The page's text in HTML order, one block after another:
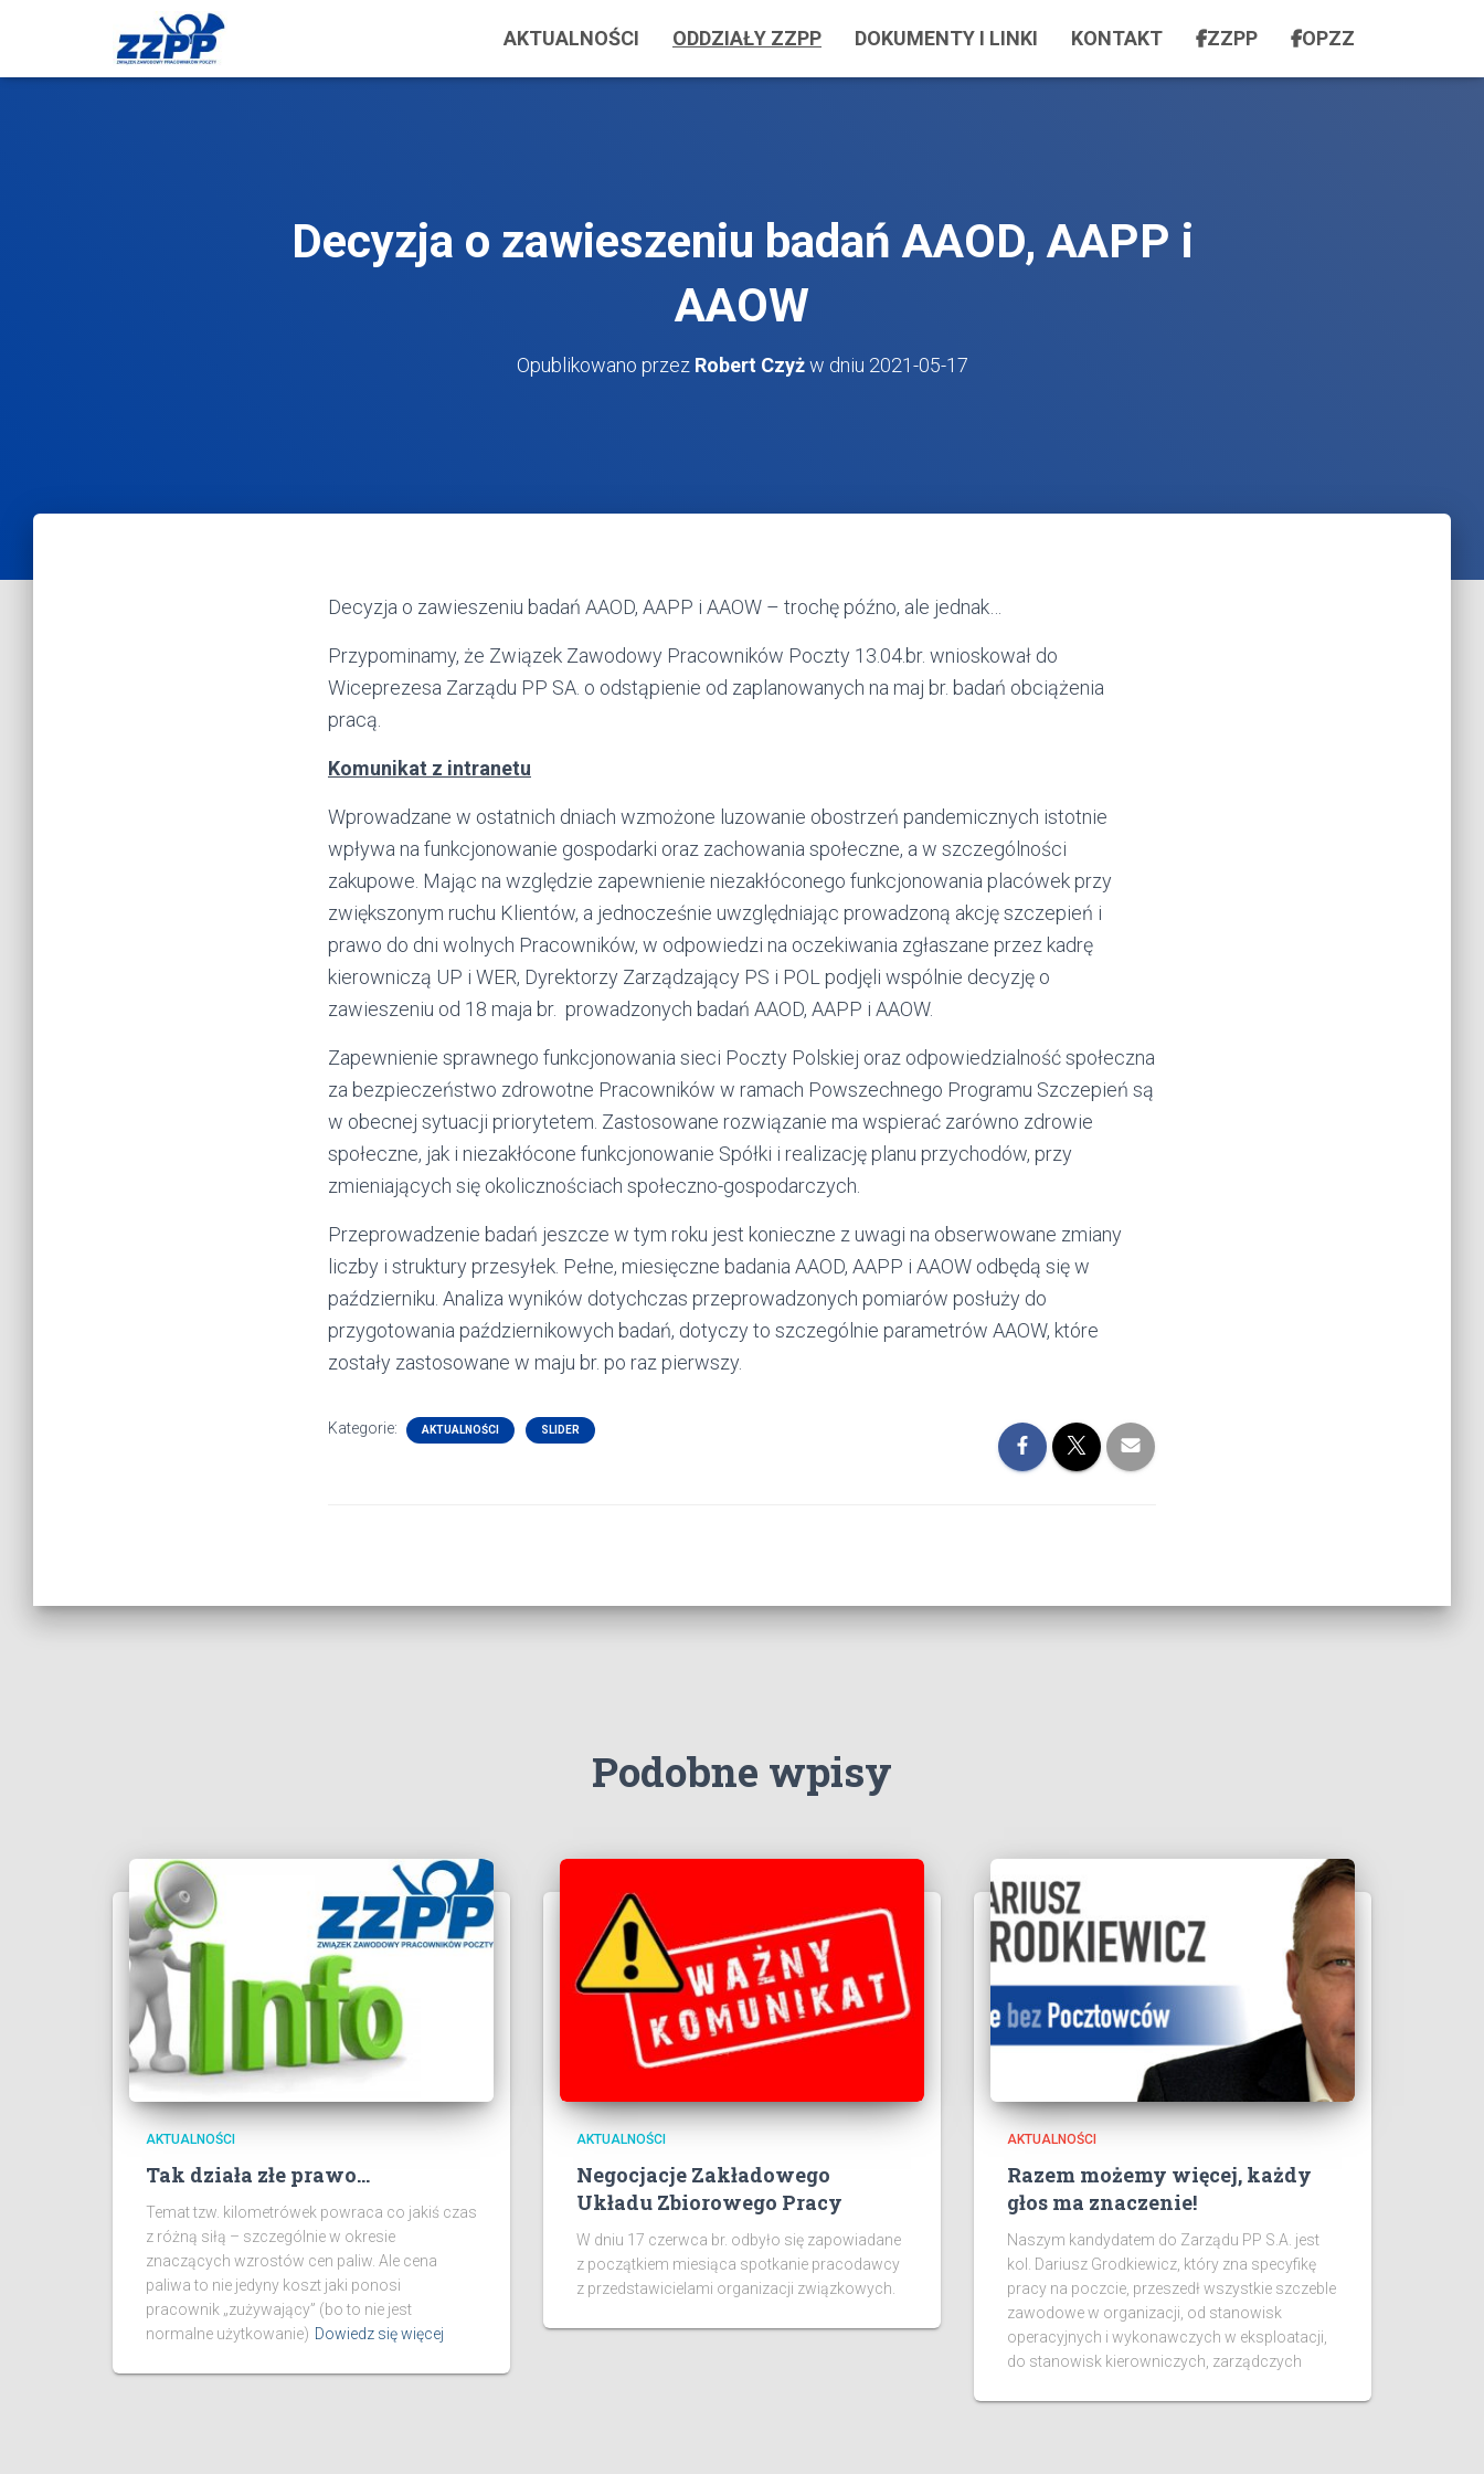
AKTUALNOŚCI ODDZIAŁY ZZPP DOKUMENTY I LINKI KONTAKT ZZPP OPZZ
Decyzja o zawieszeniu badań AAOD, AAPP i
AAOW
Opublikowano przez Robert Czyżw dniu 2021-05-17
Decyzja o zawieszeniu badań AAOD, AAPP i AAOW – trochę późno, ale jednak…
Przypominamy, że Związek Zawodowy Pracowników Poczty 13.04.br. wnioskował do
Wiceprezesa Zarządu PP SA. o odstąpienie od zaplanowanych na maj br. badań obciążenia
pracą.
Komunikat z intranetu
Wprowadzane w ostatnich dniach wzmożone luzowanie obostrzeń pandemicznych istotnie
wpływa na funkcjonowanie gospodarki oraz zachowania społeczne, a w szczególności
zakupowe. Mając na względzie zapewnienie niezakłóconego funkcjonowania placówek przy
zwiększonym ruchu Klientów, a jednocześnie uwzględniając prowadzoną akcję szczepień i
prawo do dni wolnych Pracowników, w odpowiedzi na oczekiwania zgłaszane przez kadrę
kierowniczą UP i WER, Dyrektorzy Zarządzający PS i POL podjęli wspólnie decyzję o
zawieszeniu od 18 maja br. prowadzonych badań AAOD, AAPP i AAOW.
Zapewnienie sprawnego funkcjonowania sieci Poczty Polskiej oraz odpowiedzialność społeczna
za bezpieczeństwo zdrowotne Pracowników w ramach Powszechnego Programu Szczepień są
w obecnej sytuacji priorytetem. Zastosowane rozwiązanie ma wspierać zarówno zdrowie
społeczne, jak i niezakłócone funkcjonowanie Spółki i realizację planu przychodów, przy
zmieniających się okolicznościach społeczno-gospodarczych.
Przeprowadzenie badań jeszcze w tym roku jest konieczne z uwagi na obserwowane zmiany
liczby i struktury przesyłek. Pełne, miesięczne badania AAOD, AAPP i AAOW odbędą się w
październiku. Analiza wyników dotychczas przeprowadzonych pomiarów posłuży do
przygotowania październikowych badań, dotyczy to szczególnie parametrów AAOW, które
zostały zastosowane w maju br. po raz pierwszy.
Kategorie: AKTUALNOŚCI SLIDER
Podobne wpisy
AKTUALNOŚCI
Tak działa złe prawo…
Temat tzw. kilometrówek powraca co jakiś czas
z różną siłą – szczególnie w okresie
znaczących wzrostów cen paliw. Ale cena
paliwa to nie jedyny koszt jaki ponosi
pracownik „zużywający” (bo to nie jest
normalne użytkowanie) Dowiedz się więcej
AKTUALNOŚCI
Negocjacje Zakładowego
Układu Zbiorowego Pracy
W dniu 17 czerwca br. odbyło się zapowiadane
z początkiem miesiąca spotkanie pracodawcy
z przedstawicielami organizacji związkowych.
AKTUALNOŚCI
Razem możemy więcej, każdy
głos ma znaczenie!
Naszym kandydatem do Zarządu PP S.A. jest
kol. Dariusz Grodkiewicz, który zna specyfikę
pracy na poczcie, przeszedł wszystkie szczeble
zawodowe w organizacji, od stanowisk
operacyjnych i wykonawczych w eksploatacji,
do stanowisk kierowniczych, zarządczych